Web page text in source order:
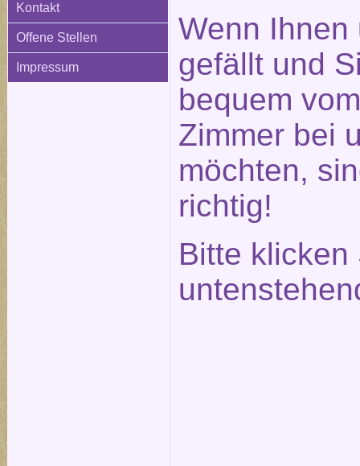
Kontakt
Offene Stellen
Impressum
Wenn Ihnen
gefällt und
bequem
Zimmer bei
möchten,
richtig!
Bitte